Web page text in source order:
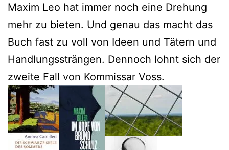
Maxim Leo hat immer noch eine Drehung
mehr zu bieten. Und genau das macht das
Buch fast zu voll von Ideen und Tätern und
Handlungssträngen. Dennoch lohnt sich der
zweite Fall von Kommissar Voss.